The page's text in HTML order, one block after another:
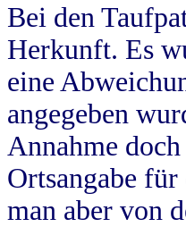
Bei den
Herkunft. Es
eine
angegeben
Annahme
Ortsangabe
man aber von